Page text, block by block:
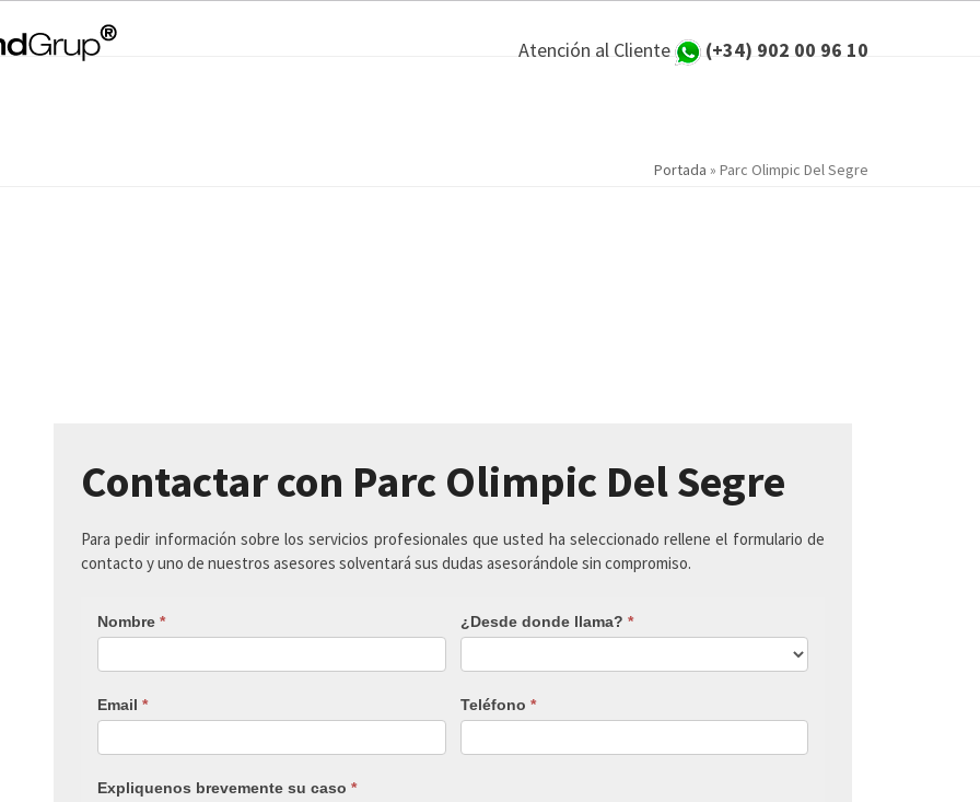
Atención al Cliente (+34) 902 00 96 10
Portada » Parc Olimpic Del Segre
Contactar con Parc Olimpic Del Segre
Para pedir información sobre los servicios profesionales que usted ha seleccionado rellene el formulario de
contacto y uno de nuestros asesores solventará sus dudas asesorándole sin compromiso.
Nombre * ¿Desde donde llama? *
Email * Teléfono *
Expliquenos brevemente su caso *